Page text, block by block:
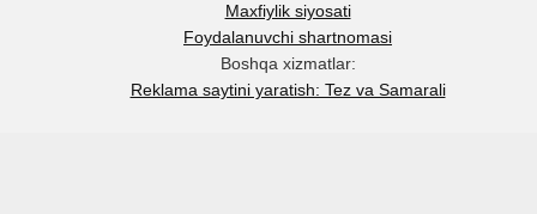
Maxfiylik siyosati
Foydalanuvchi shartnomasi
Boshqa xizmatlar:
Reklama saytini yaratish: Tez va Samarali